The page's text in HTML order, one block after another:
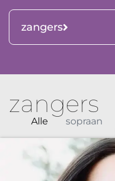
zangers
zangers
sopraan
Alle